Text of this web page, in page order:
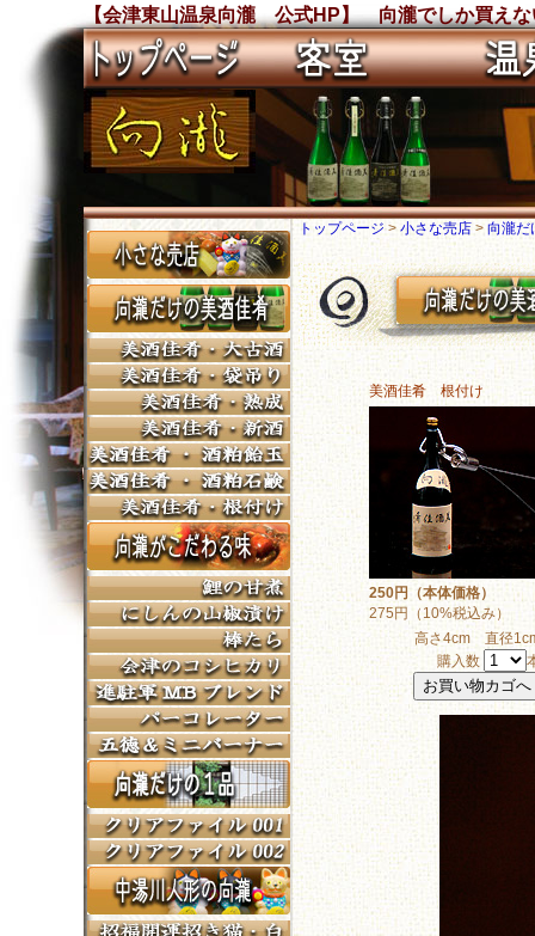
【会津東山温泉向瀧 公式HP】 向瀧でしか買えな
トップページ> 小さな売店 > 向瀧だ
美酒佳肴 根付け
250円（本体価格）
275円（10%税込み）
高さ4cm 直径
購入数